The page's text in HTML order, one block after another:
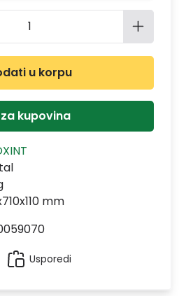
Unesite
u korpu
kupovina
mm
Usporedi